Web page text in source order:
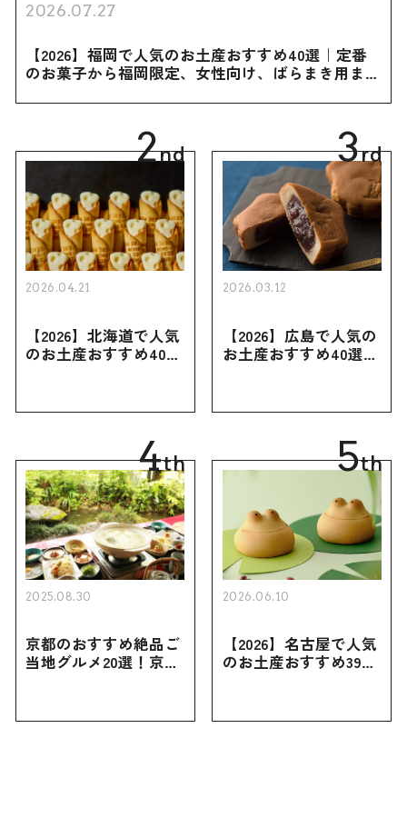
2026.07.27
【2026】福岡で人気のお土産おすすめ40選｜定番
のお菓子から福岡限定、女性向け、ばらまき用まで
2nd
2026.04.21
【2026】北海道で人気
のお土産おすすめ40選
買えない限定品、女性
3rd
2026.03.12
【2026】広島で人気の
お土産おすすめ40選｜
き用、女性向けまで幅
4th
2025.08.30
京都のおすすめ絶品ご
当地グルメ20選！京都
5th
2026.06.10
【2026】名古屋で人気
のお土産おすすめ39選
お土産・ばらまき用ま